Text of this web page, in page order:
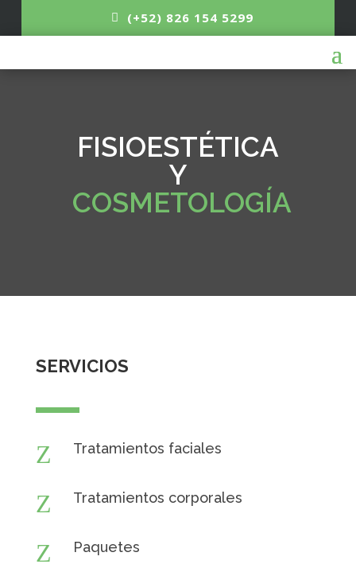
(+52) 826 154 5299
FISIOESTÉTICA
Y
COSMETOLOGÍA
SERVICIOS
Z Tratamientos faciales
Z Tratamientos corporales
Z Paquetes